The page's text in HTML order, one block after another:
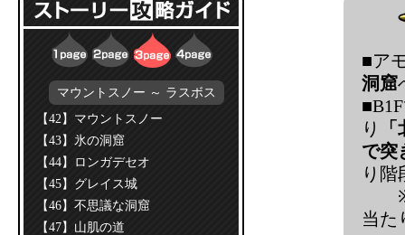
マウントスノー ～ ラスボス
【42】マウントスノー
【43】氷の洞窟
【44】ロンガデセオ
【45】グレイス城
【46】不思議な洞窟
【47】山肌の道
■ア
洞窟
り
で突
り階
当た